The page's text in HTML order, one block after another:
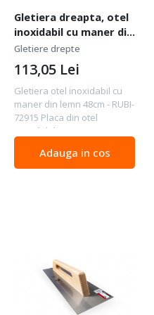
Gletiera dreapta, otel
inoxidabil cu maner din
lemn, 48cm - RUBI-
Gletiere drepte
Gletiera otel inoxidabil cu
maner din lemn 48cm - RUBI-
72915 Placa din otel
inoxidabil pt. rezistenta
inchis din lemn. Rezistenta
mare la uzura. Gletierele de
113,05 Lei
Adauga in cos